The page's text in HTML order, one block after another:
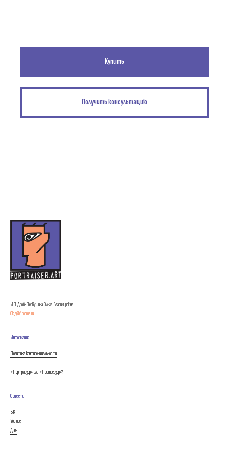
Купить
Получить консультацию
ИП Дроб-Первушина Ольга Владимировна
Olga@4rooms.ru
Информация
Политика конфиденциальности
«Портрайзер» или «Портрейзер»?
Соцсети
ВК
YouTube
Дзен